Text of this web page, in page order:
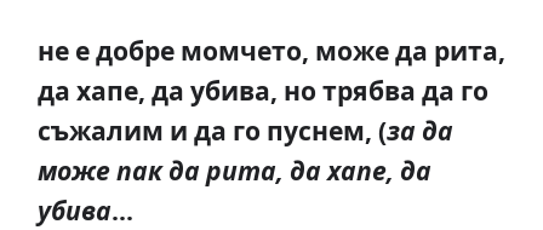
не е добре момчето, може да рита,
да хапе, да убива, но трябва да го
съжалим и да го пуснем, (за да
може пак да рита, да хапе, да
убива...